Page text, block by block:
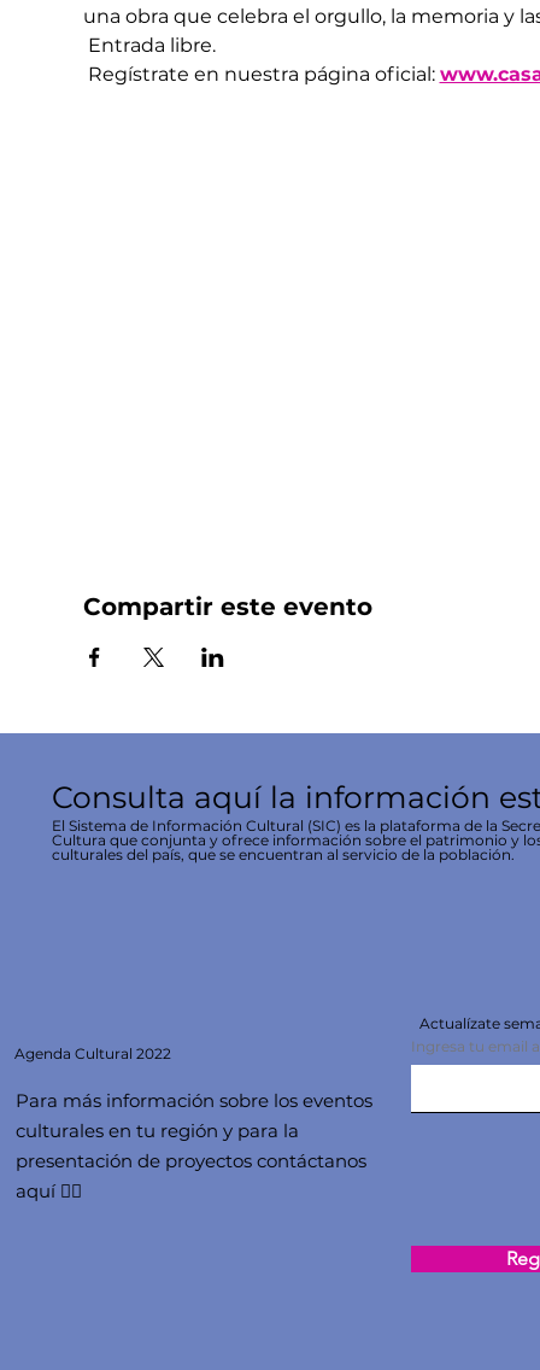
una obra que celebra el orgullo, la memoria y
Entrada libre.
Regístrate en nuestra página oficial:
Compartir este evento
Consulta aquí la información
El Sistema de Información Cultural (SIC) es la plataforma de la
Cultura que conjunta y ofrece información sobre el patrimonio y
culturales del país, que se encuentran al servicio de la población.
Agenda Cultural 2022
Para más información sobre los eventos
culturales en tu región y para la
presentación de proyectos contáctanos
aquí 👇🏻
Actualízate
Ingresa tu email